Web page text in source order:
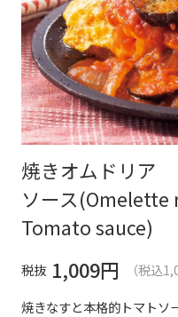
焼きオムドリア
ソース
Tomato sauce)
税抜 1,009円
（税込
焼きなすと本格的トマトソ